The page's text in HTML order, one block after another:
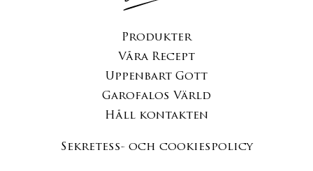
Produkter
Våra Recept
Uppenbart Gott
Garofalos Värld
Håll kontakten
Sekretess- och cookiespolicy